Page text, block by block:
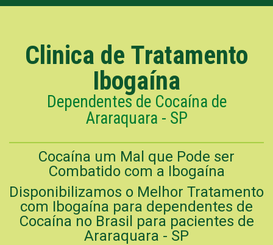
Clinica de Tratamento
Ibogaína
Dependentes de Cocaína de
Araraquara - SP
Cocaína um Mal que Pode ser
Combatido com a Ibogaína
Disponibilizamos o Melhor Tratamento
com Ibogaína para dependentes de
Cocaína no Brasil para pacientes de
Araraquara - SP